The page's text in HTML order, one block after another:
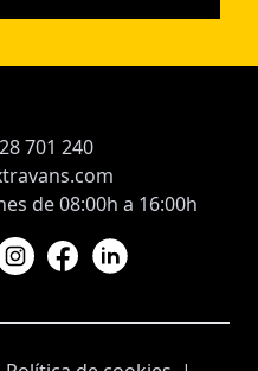
701 240
de 08:00h a 16:00h